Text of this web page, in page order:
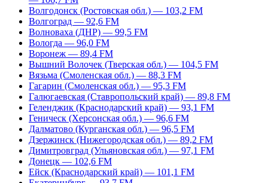
Волгодонск (Ростовская обл.) — 103,2 FM
Волгоград — 92,6 FM
Волноваха (ДНР) — 99,5 FM
Вологда — 96,0 FM
Воронеж — 89,4 FM
Вышний Волочек (Тверская обл.) — 104,5 FM
Вязьма (Смоленская обл.) — 88,3 FM
Гагарин (Смоленская обл.) — 95,3 FM
Галюгаевская (Ставропольский край) — 89,8 FM
Геленджик (Краснодарский край) — 93,1 FM
Геническ (Херсонская обл.) — 96,6 FM
Далматово (Курганская обл.) — 96,5 FM
Дзержинск (Нижегородская обл.) — 89,2 FM
Димитровград (Ульяновская обл.) — 97,1 FM
Донецк — 102,6 FM
Ейск (Краснодарский край) — 101,1 FM